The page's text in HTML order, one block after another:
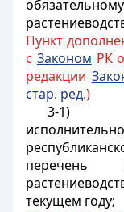
Пункт
с Законом РК
редакции
стар. ред.)
3-1)
перечень
текущем году;